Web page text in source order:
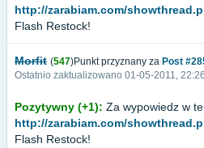
http://zarabiam.com/
Flash Restock!
Morfit (547)Punkt przyznany za Post
Ostatnio zaktualizowano 01-05-2011, 22:26
Pozytywny (+1): Za wypowiedz w
http://zarabiam.com/
Flash Restock!